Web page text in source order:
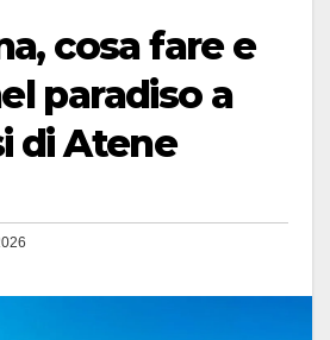
cosa fare e
paradiso a
di Atene